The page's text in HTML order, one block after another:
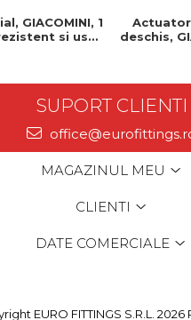
GIACOMINI, 1
si usor
deschis,
SUPORT CLIENTI
MAGAZINUL MEU
CLIENTI
DATE COMERCIALE
EURO FITTINGS S.R.L. 2026